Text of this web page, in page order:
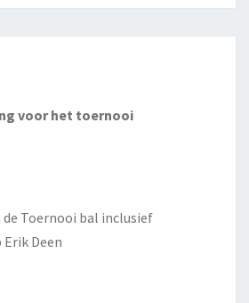
voor het toernooi
Toernooi bal inclusief
Deen